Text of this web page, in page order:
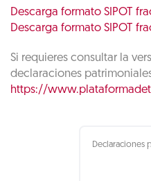
Descarga formato SIPOT
Descarga formato SIPOT
Si requieres consultar la
declaraciones
https://
Declaraciones